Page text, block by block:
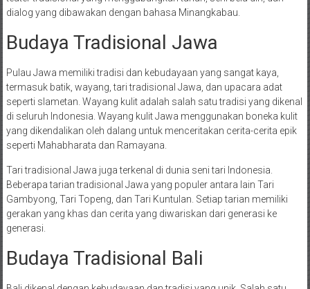
dialog yang dibawakan dengan bahasa Minangkabau.
Budaya Tradisional Jawa
Pulau Jawa memiliki tradisi dan kebudayaan yang sangat kaya,
termasuk batik, wayang, tari tradisional Jawa, dan upacara adat
seperti slametan. Wayang kulit adalah salah satu tradisi yang dikenal
di seluruh Indonesia. Wayang kulit Jawa menggunakan boneka kulit
yang dikendalikan oleh dalang untuk menceritakan cerita-cerita epik
seperti Mahabharata dan Ramayana.
Tari tradisional Jawa juga terkenal di dunia seni tari Indonesia.
Beberapa tarian tradisional Jawa yang populer antara lain Tari
Gambyong, Tari Topeng, dan Tari Kuntulan. Setiap tarian memiliki
gerakan yang khas dan cerita yang diwariskan dari generasi ke
generasi.
Budaya Tradisional Bali